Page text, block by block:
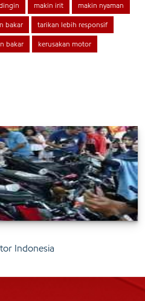
makin irit makin nyaman
bakar tarikan lebih responsif
bakar kerusakan motor
Indonesia